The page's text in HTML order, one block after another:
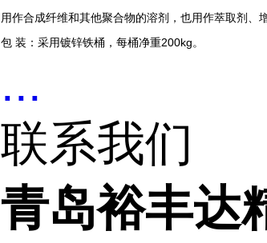
用作合成纤维和其他聚合物的溶剂，也用作萃取剂、
包 装：采用镀锌铁桶，每桶净重200kg。
...
联系我们
青岛裕丰达